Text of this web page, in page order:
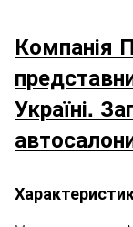
Компанія
Україні.